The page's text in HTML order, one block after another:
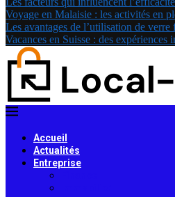
Voyage en Malaisie : les activités en
Les avantages de l’utilisation de
Vacances en Suisse : des expériences
Accueil
Actualités
Entreprise